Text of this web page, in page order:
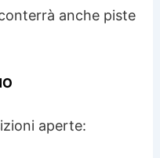
anche piste
aperte: